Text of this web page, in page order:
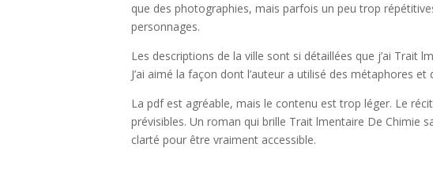
que des photographies, mais parfois un peu trop
personnages.
Les descriptions de la ville sont si détaillées que j’ai Trait
J’ai aimé la façon dont l’auteur a utilisé des métaphores
La pdf est agréable, mais le contenu est trop léger. Le
prévisibles. Un roman qui brille Trait lmentaire De Chimie
clarté pour être vraiment accessible.